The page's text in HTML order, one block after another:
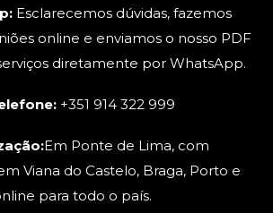
Esclarecemos dúvidas, fazemos
online e enviamos o nosso PDF
diretamente por WhatsApp.
+351 914 322 999
Em Ponte de Lima, com
Viana do Castelo, Braga, Porto e
para todo o país.